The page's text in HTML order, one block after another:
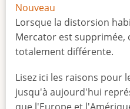
Nouveau
Lorsque la distorsion
Mercator est supprimée,
totalement différente.
Lisez ici les raisons pour
jusqu'à aujourd'hui